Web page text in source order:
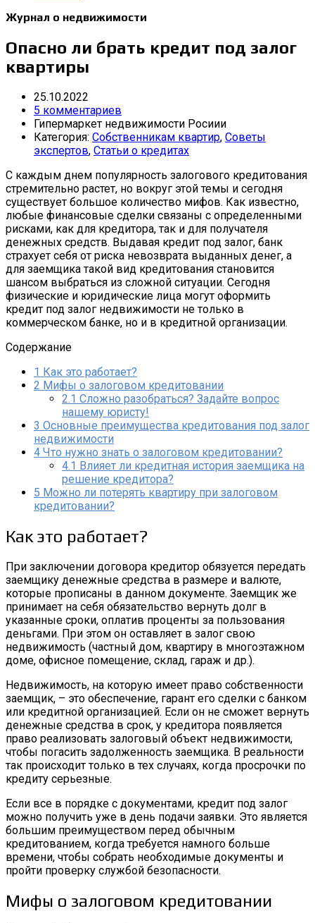
Журнал о недвижимости
Опасно ли брать кредит под залог
квартиры
25.10.2022
5 комментариев
Гипермаркет недвижимости Росиии
Категория: Собственникам квартир, Советы
экспертов, Статьи о кредитах
С каждым днем популярность залогового кредитования
стремительно растет, но вокруг этой темы и сегодня
существует большое количество мифов. Как известно,
любые финансовые сделки связаны с определенными
рисками, как для кредитора, так и для получателя
денежных средств. Выдавая кредит под залог, банк
страхует себя от риска невозврата выданных денег, а
для заемщика такой вид кредитования становится
шансом выбраться из сложной ситуации. Сегодня
физические и юридические лица могут оформить
кредит под залог недвижимости не только в
коммерческом банке, но и в кредитной организации.
Содержание
1 Как это работает?
2 Мифы о залоговом кредитовании
2.1 Сложно разобраться? Задайте вопрос
нашему юристу!
3 Основные преимущества кредитования под залог
недвижимости
4 Что нужно знать о залоговом кредитовании?
4.1 Влияет ли кредитная история заемщика на
решение кредитора?
5 Можно ли потерять квартиру при залоговом
кредитовании?
Как это работает?
При заключении договора кредитор обязуется передать
заемщику денежные средства в размере и валюте,
которые прописаны в данном документе. Заемщик же
принимает на себя обязательство вернуть долг в
указанные сроки, оплатив проценты за пользования
деньгами. При этом он оставляет в залог свою
недвижимость (частный дом, квартиру в многоэтажном
доме, офисное помещение, склад, гараж и др.).
Недвижимость, на которую имеет право собственности
заемщик, – это обеспечение, гарант его сделки с банком
или кредитной организацией. Если он не сможет вернуть
денежные средства в срок, у кредитора появляется
право реализовать залоговый объект недвижимости,
чтобы погасить задолженность заемщика. В реальности
так происходит только в тех случаях, когда просрочки по
кредиту серьезные.
Если все в порядке с документами, кредит под залог
можно получить уже в день подачи заявки. Это является
большим преимуществом перед обычным
кредитованием, когда требуется намного больше
времени, чтобы собрать необходимые документы и
пройти проверку службой безопасности.
Мифы о залоговом кредитовании